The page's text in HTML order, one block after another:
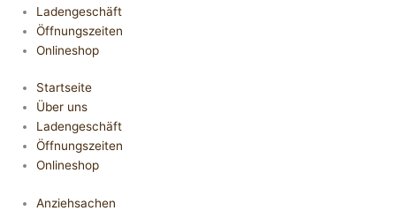
Ladengeschäft
Öffnungszeiten
Onlineshop
Startseite
Über uns
Ladengeschäft
Öffnungszeiten
Onlineshop
Anziehsachen